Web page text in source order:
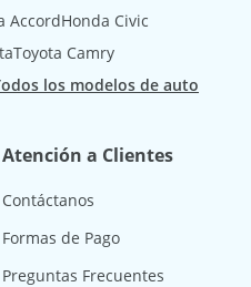
AccordHonda Civic
Toyota Camry
los modelos de auto
Atención a Clientes
Contáctanos
Formas de Pago
Preguntas Frecuentes